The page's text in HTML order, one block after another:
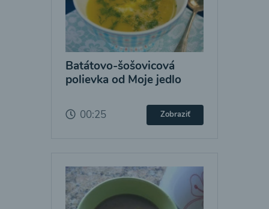
Batátovo-šošovicová
polievka od Moje jedlo
00:25 Zobraziť